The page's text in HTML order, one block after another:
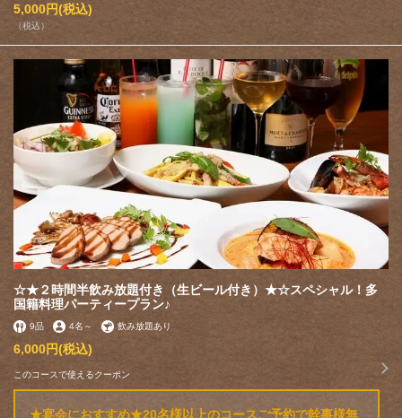
5,000円(税込)
（税込）
☆★２時間半飲み放題付き（生ビール付き）★☆スペシャル！多
国籍料理パーティープラン♪
9品 4名 ～ 飲み放題あり
6,000円(税込)
このコースで使えるクーポン
★宴会におすすめ★20名様以上のコースご予約で幹事様無